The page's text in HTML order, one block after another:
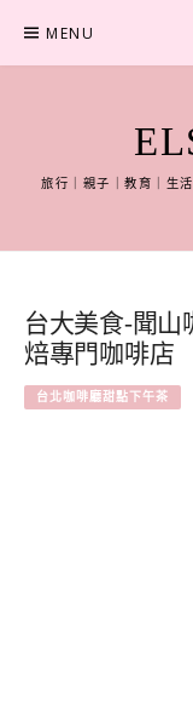
content
MENU
旅行｜親子｜教育｜生
台大美食-聞山
焙專門咖啡店
台北咖啡廳甜點下午茶